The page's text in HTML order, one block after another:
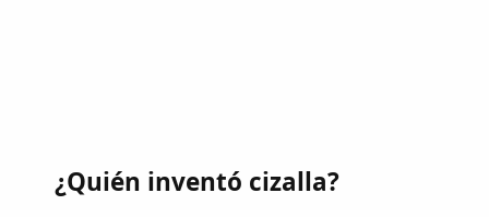
¿Quién inventó cizalla?